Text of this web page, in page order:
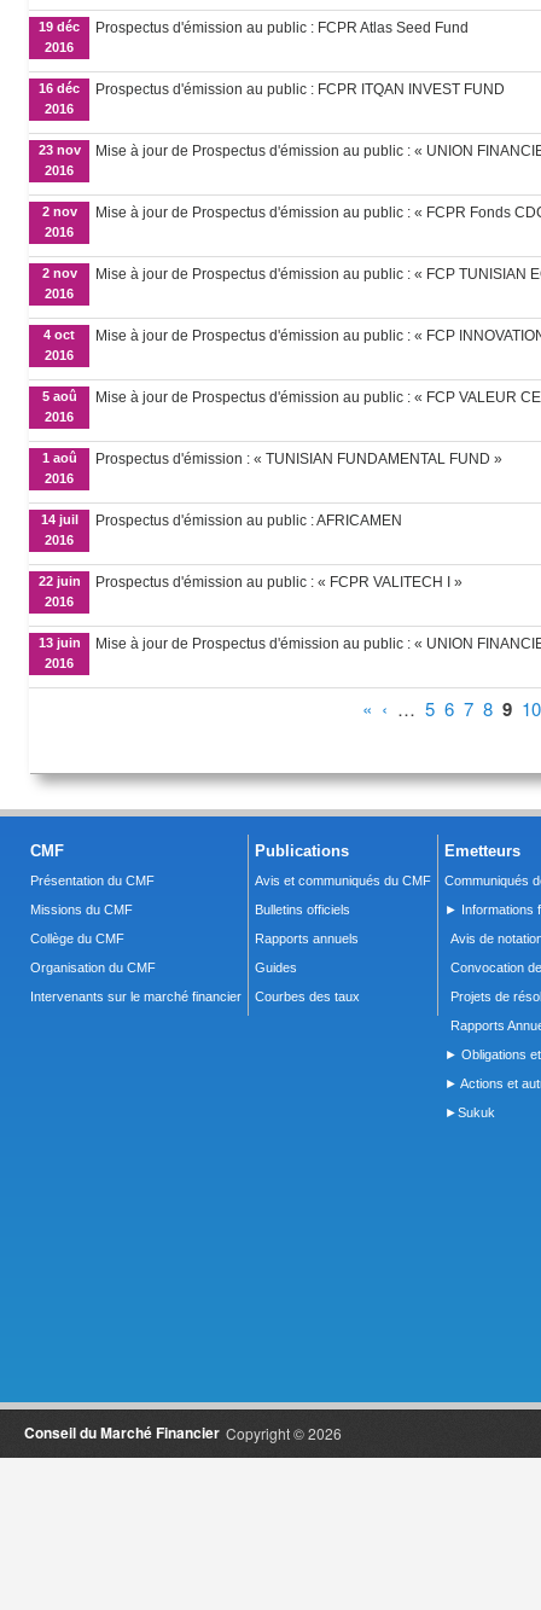
19 déc
2016
Prospectus d'émission au public : FCPR Atlas Seed Fund
16 déc
2016
Prospectus d'émission au public : FCPR ITQAN INVEST FUND
23 nov
2016
Mise à jour de Prospectus d'émission au public : « UNION
2 nov
2016
Mise à jour de Prospectus d'émission au public : « FCPR Fonds
2 nov
2016
Mise à jour de Prospectus d'émission au public : « FCP TUNISIAN
4 oct
2016
Mise à jour de Prospectus d'émission au public : « FCP
5 aoû
2016
Mise à jour de Prospectus d'émission au public : « FCP VALEUR
1 aoû
2016
Prospectus d'émission : « TUNISIAN FUNDAMENTAL FUND »
14 juil
2016
Prospectus d'émission au public : AFRICAMEN
22 juin
2016
Prospectus d'émission au public : « FCPR VALITECH I »
13 juin
2016
Mise à jour de Prospectus d'émission au public : « UNION
« ‹ … 5 6 7 8 9 10
CMF
Présentation du CMF
Missions du CMF
Collège du CMF
Organisation du CMF
Intervenants sur le marché financier
Publications
Avis et communiqués du CMF
Bulletins officiels
Rapports annuels
Guides
Courbes des taux
Emetteurs
Communiqués
► Informations
Avis de
Convocation
Projets de
Rapports
► Obligations
► Actions et
►Sukuk
Copyright © 2026
Conseil du Marché Financier